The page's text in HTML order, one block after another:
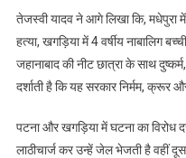
तेजस्वी यादव ने आगे लिखा कि, मधेपुरा
हत्या, खगड़िया में 4 वर्षीय नाबालिग
जहानाबाद की नीट छात्रा के साथ
दर्शाती है कि यह सरकार निर्मम, क्रूर
पटना और खगड़िया में घटना का विरोध
लाठीचार्ज कर उन्हें जेल भेजती है वहीं